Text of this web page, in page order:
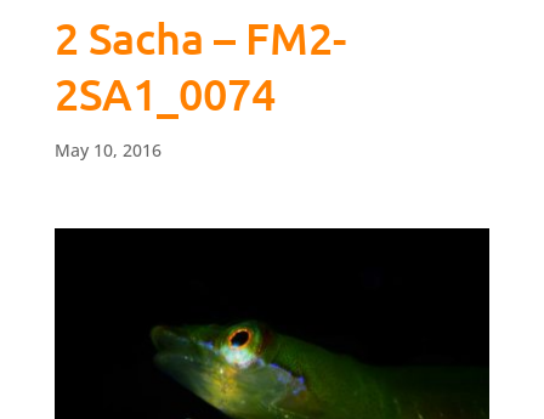
2 Sacha – FM2-
2SA1_0074
May 10, 2016